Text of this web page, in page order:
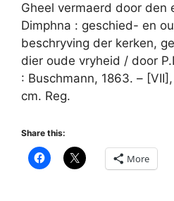
Gheel vermaerd door den
Dimphna : geschied- en
beschryving der kerken,
dier oude vryheid / door
: Buschmann, 1863. –
cm. Reg.
Share this:
More